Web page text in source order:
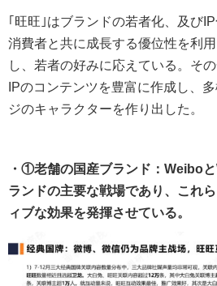
｢旺旺｣はブランドの若者化、及び
消費者と共に成長する優位性を利
し、若者の好みに応えている。そ
IPのコンテンツを豊富に作成し、
ジのキャラクターを作り出した。
・①老舗の国産ブランド：Weibo
ランドの主要な戦場であり、これ
ィブな効果を発揮させている。